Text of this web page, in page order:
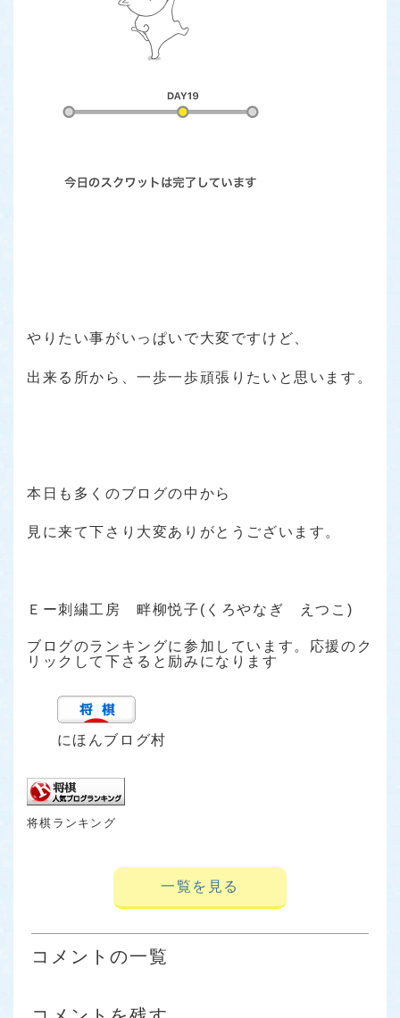
やりたい事がいっぱいで大変ですけど、
出来る所から、一歩一歩頑張りたいと思います。
本日も多くのブログの中から
見に来て下さり大変ありがとうございます。
Ｅー刺繍工房 畔柳悦子(くろやなぎ えつこ)
ブログのランキングに参加しています。応援のク
リックして下さると励みになります
にほんブログ村
将棋ランキング
一覧を見る
コメントの一覧